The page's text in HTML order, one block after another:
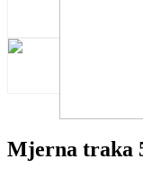
Mjerna traka